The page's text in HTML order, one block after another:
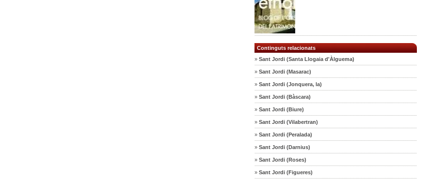
Continguts relacionats
» Sant Jordi (Santa Llogaia d'Àlguema)
» Sant Jordi (Masarac)
» Sant Jordi (Jonquera, la)
» Sant Jordi (Bàscara)
» Sant Jordi (Biure)
» Sant Jordi (Vilabertran)
» Sant Jordi (Peralada)
» Sant Jordi (Darnius)
» Sant Jordi (Roses)
» Sant Jordi (Figueres)